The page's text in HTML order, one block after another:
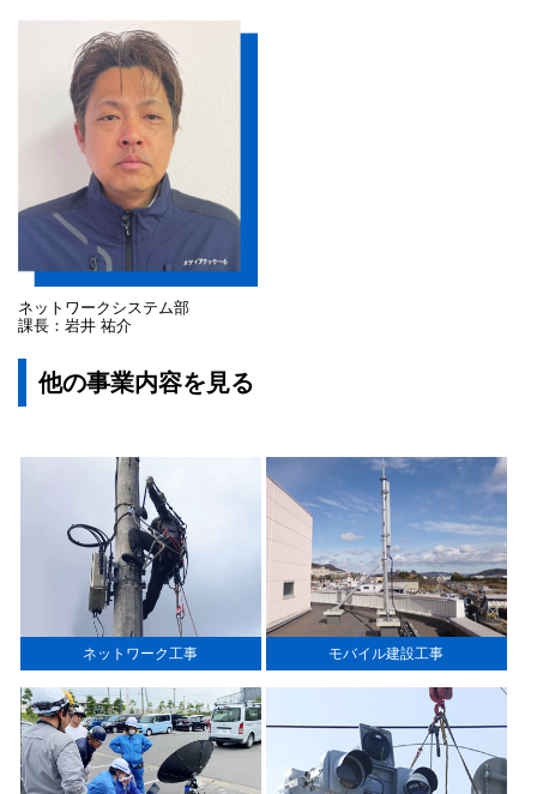
ネットワークシステム部
課長：岩井 祐介
他の事業内容を見る
ネットワーク工事 モバイル建設工事